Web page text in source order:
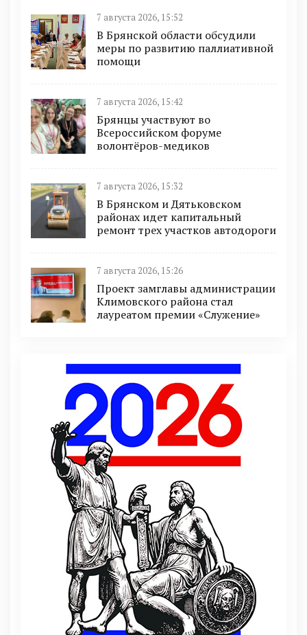
7 августа 2026, 15:52
В Брянской области обсудили
меры по развитию паллиативной
помощи
7 августа 2026, 15:42
Брянцы участвуют во
Всероссийском форуме
волонтёров-медиков
7 августа 2026, 15:32
В Брянском и Дятьковском
районах идет капитальный
ремонт трех участков автодороги
7 августа 2026, 15:26
Проект замглавы администрации
Климовского района стал
лауреатом премии «Служение»